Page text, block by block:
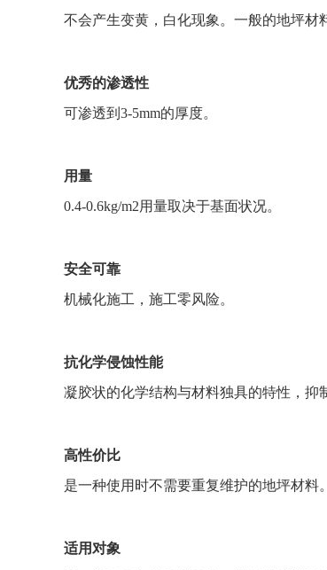
不会产生变黄，白化现象。一般的地坪材
优秀的渗透性
可渗透到3-5mm的厚度。
用量
0.4-0.6kg/m2用量取决于基面状况。
安全可靠
机械化施工，施工零风险。
抗化学侵蚀性能
凝胶状的化学结构与材料独具的特性，抑
高性价比
是一种使用时不需要重复维护的地坪材料
适用对象